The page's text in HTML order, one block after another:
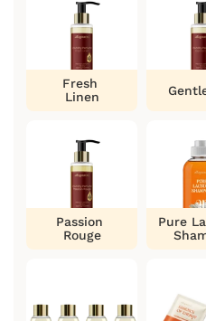
Fresh
Linen
Passion
Rouge
Pure